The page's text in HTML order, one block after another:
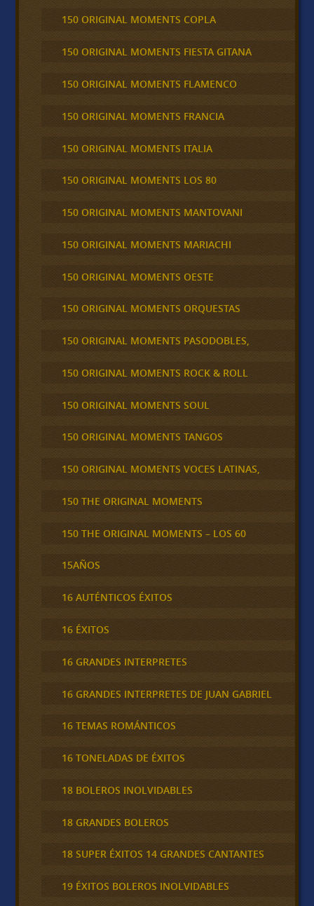
150 ORIGINAL MOMENTS COPLA
150 ORIGINAL MOMENTS FIESTA GITANA
150 ORIGINAL MOMENTS FLAMENCO
150 ORIGINAL MOMENTS FRANCIA
150 ORIGINAL MOMENTS ITALIA
150 ORIGINAL MOMENTS LOS 80
150 ORIGINAL MOMENTS MANTOVANI
150 ORIGINAL MOMENTS MARIACHI
150 ORIGINAL MOMENTS OESTE
150 ORIGINAL MOMENTS ORQUESTAS
150 ORIGINAL MOMENTS PASODOBLES,
150 ORIGINAL MOMENTS ROCK & ROLL
150 ORIGINAL MOMENTS SOUL
150 ORIGINAL MOMENTS TANGOS
150 ORIGINAL MOMENTS VOCES LATINAS,
150 THE ORIGINAL MOMENTS
150 THE ORIGINAL MOMENTS – LOS 60
15AÑOS
16 AUTÉNTICOS ÉXITOS
16 ÉXITOS
16 GRANDES INTERPRETES
16 GRANDES INTERPRETES DE JUAN GABRIEL
16 TEMAS ROMÁNTICOS
16 TONELADAS DE ÉXITOS
18 BOLEROS INOLVIDABLES
18 GRANDES BOLEROS
18 SUPER ÉXITOS 14 GRANDES CANTANTES
19 ÉXITOS BOLEROS INOLVIDABLES